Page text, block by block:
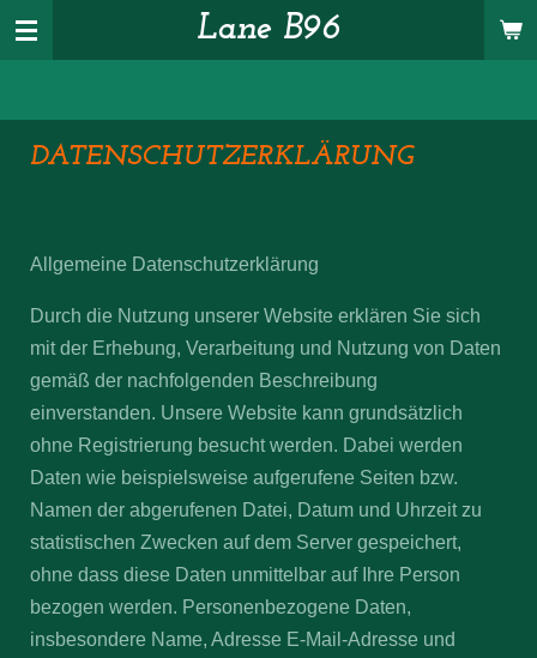
Zum
Hauptinhalt
Lane B96
DATENSCHUTZERKLÄRUNG
Allgemeine Datenschutzerklärung
Durch die Nutzung unserer Website erklären Sie sich
mit der Erhebung, Verarbeitung und Nutzung von Daten
gemäß der nachfolgenden Beschreibung
einverstanden. Unsere Website kann grundsätzlich
ohne Registrierung besucht werden. Dabei werden
Daten wie beispielsweise aufgerufene Seiten bzw.
Namen der abgerufenen Datei, Datum und Uhrzeit zu
statistischen Zwecken auf dem Server gespeichert,
ohne dass diese Daten unmittelbar auf Ihre Person
bezogen werden. Personenbezogene Daten,
insbesondere Name, Adresse E-Mail-Adresse und